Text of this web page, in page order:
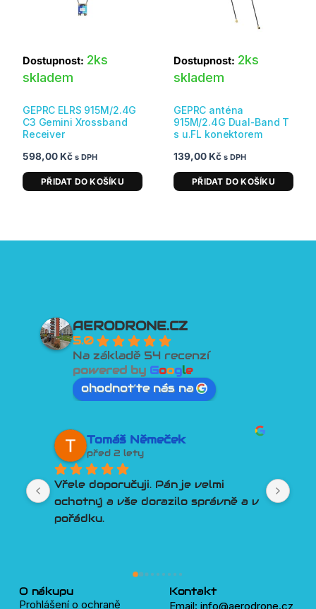
Dostupnost: 2ks
skladem
GEPRC ELRS 915M/2.4G
C3 Gemini Xrossband
Receiver
598,00 Kč s DPH
PŘIDAT DO KOŠÍKU
Dostupnost: 2ks
skladem
GEPRC anténa
915M/2.4G Dual-Band T
s u.FL konektorem
139,00 Kč s DPH
PŘIDAT DO KOŠÍKU
AERODRONE.CZ
5.0
Na základě 54 recenzí
powered by Google
ohodnoťte nás na
a v
David Tesař
před 2 lety
Lepší přístup k zákazníkovi si
člověk snad ani nemůže přát.
Poradí, pomůže, vyjde vstříc.
lidí, kteří pomůžou s čímkoliv okolo
O nákupu
Prohlášení o ochraně
Kontakt
Email: info@aerodrone.cz